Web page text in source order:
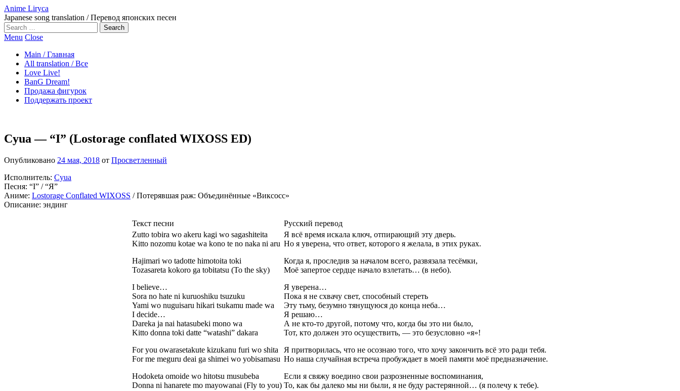
Anime Liryca
Japanese song translation / Перевод японских песен
Search
on:
Menu Close
Main / Главная
All translation / Все
Love Live!
BanG Dream!
Продажа фигурок
Поддержать проект
Cyua — “I” (Lostorage conflated WIXOSS ED)
Опубликовано 24 мая, 2018 от Просветленный
Исполнитель: Cyua
Песня: “I” / “Я”
Аниме: Lostorage Conflated WIXOSS / Потерявшая раж: Объединённые «Виксосс»
Описание: эндинг
Текст песни
Русский перевод
Zutto tobira wo akeru kagi wo sagashiteita
Kitto nozomu kotae wa kono te no naka ni aru
Hajimari wo tadotte himotoita toki
Tozasareta kokoro ga tobitatsu (To the sky)
I believe…
Sora no hate ni kuruoshiku tsuzuku
Yami wo nuguisaru hikari tsukamu made wa
I decide…
Dareka ja nai hatasubeki mono wa
Kitto donna toki datte “watashi” dakara
For you owarasetakute kizukanu furi wo shita
For me meguru deai ga shimei wo yobisamasu
Hodoketa omoide wo hitotsu musubeba
Donna ni hanarete mo mayowanai (Fly to you)
Я всё время искала ключ, отпирающий эту дверь.
Но я уверена, что ответ, которого я желала, в этих руках.
Когда я, проследив за началом всего, развязала тесёмки,
Моё запертое сердце начало взлетать… (в небо).
Я уверена…
Пока я не схвачу свет, способный стереть
Эту тьму, безумно тянущуюся до конца неба…
Я решаю…
А не кто-то другой, потому что, когда бы это ни было,
Тот, кто должен это осуществить, — это безусловно «я»!
Я притворилась, что не осознаю того, что хочу закончить всё это ради тебя.
Но наша случайная встреча пробуждает в моей памяти моё предназначение.
Если я свяжу воедино свои разрозненные воспоминания,
То, как бы далеко мы ни были, я не буду растерянной… (я полечу к тебе).